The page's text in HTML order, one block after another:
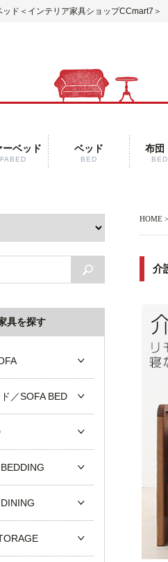
ッド ＜インテリア家具ショップCCmart7＞
ーベッド ベッド
BED
布団
HOME
介
具を探す
／SOFA BED